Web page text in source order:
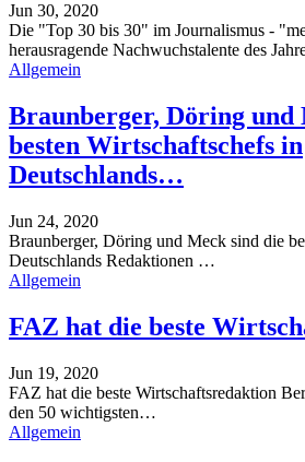
Jun 30, 2020
Die "Top 30 bis 30" im Journalismus -
herausragende Nachwuchstalente des
Allgemein
Braunberger, Döring und
besten Wirtschaftschefs in
Deutschlands…
Jun 24, 2020
Braunberger, Döring und Meck sind die
Deutschlands Redaktionen …
Allgemein
FAZ hat die beste
Jun 19, 2020
FAZ hat die beste Wirtschaftsredaktion
den 50 wichtigsten…
Allgemein